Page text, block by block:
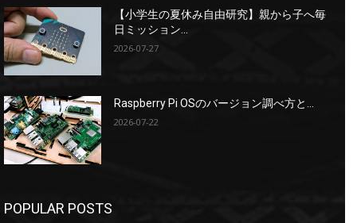
【小学生の夏休み自由研究】親から子へ毎
日ミッション...
2026-07-27
Raspberry Pi OSのバージョン調べ方と...
2026-07-22
POPULAR POSTS